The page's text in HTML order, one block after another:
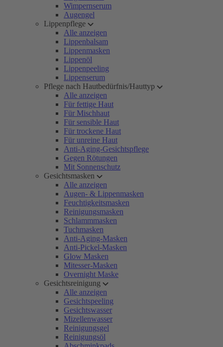
Wimpernserum
Augengel
Lippenpflege
Alle anzeigen
Lippenbalsam
Lippenmasken
Lippenöl
Lippenpeeling
Lippenserum
Pflege nach Hautbedürfnis/Hauttyp
Alle anzeigen
Für fettige Haut
Für Mischhaut
Für sensible Haut
Für trockene Haut
Für unreine Haut
Anti-Aging-Gesichtspflege
Gegen Rötungen
Mit Sonnenschutz
Gesichtsmasken
Alle anzeigen
Augen- & Lippenmasken
Feuchtigkeitsmasken
Reinigungsmasken
Schlammmasken
Tuchmasken
Anti-Aging-Masken
Anti-Pickel-Masken
Glow Masken
Mitesser-Masken
Overnight Maske
Gesichtsreinigung
Alle anzeigen
Gesichtspeeling
Gesichtswasser
Mizellenwasser
Reinigungsgel
Reinigungsöl